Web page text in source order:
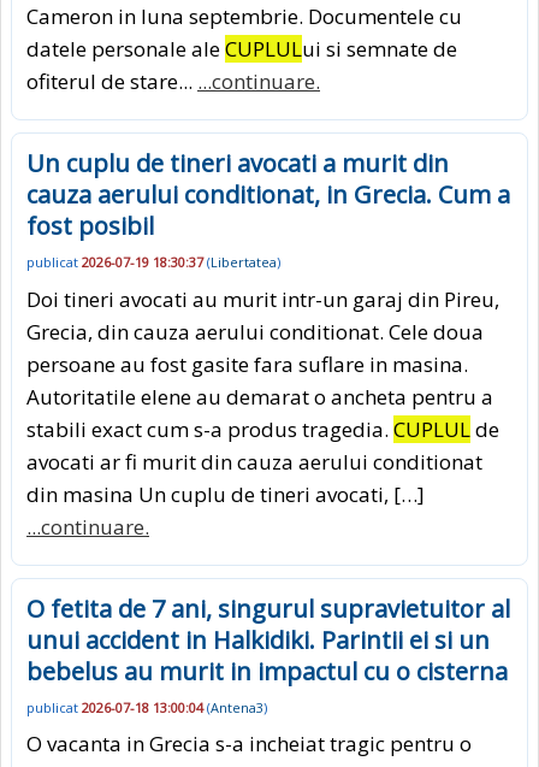
Cameron in luna septembrie. Documentele cu
datele personale aleCUPLULui si semnate de
ofiterul de stare... ...continuare.
Un cuplu de tineri avocati a murit din
cauza aerului conditionat, in Grecia. Cum a
fost posibil
publicat 2026-07-19 18:30:37(Libertatea)
Doi tineri avocati au murit intr-un garaj din Pireu,
Grecia, din cauza aerului conditionat. Cele doua
persoane au fost gasite fara suflare in masina.
Autoritatile elene au demarat o ancheta pentru a
stabili exact cum s-a produs tragedia. CUPLULde
avocati ar fi murit din cauza aerului conditionat
din masina Un cuplu de tineri avocati, […]
...continuare.
O fetita de 7 ani, singurul supravietuitor al
unui accident in Halkidiki. Parintii ei si un
bebelus au murit in impactul cu o cisterna
publicat 2026-07-18 13:00:04(Antena3)
O vacanta in Grecia s-a incheiat tragic pentru o